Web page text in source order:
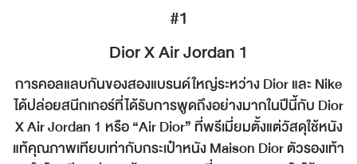
#1
Dior X Air Jordan 1
การคอลแลบกันของสองแบรนด์ใหญ่ระหว่าง Dior และ Nike
ได้ปล่อยสนีกเกอร์ที่ได้รับการพูดถึงอย่างมากในปีนี้กับ Dior
X Air Jordan 1 หรือ “Air Dior” ที่พรีเมี่ยมตั้งแต่วัสดุใช้หนัง
แท้คุณภาพเทียบเท่ากับกระเป๋าหนัง Maison Dior ตัวรองเท้า